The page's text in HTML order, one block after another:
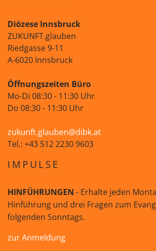
Diözese Innsbruck
ZUKUNFT.glauben
Riedgasse 9-11
A-6020 Innsbruck
Öffnungszeiten Büro
Mo-Di 08:30 - 11:30 Uhr
Do 08:30 - 11:30 Uhr
zukunft.glauben@dibk.at
Tel.: +43 512 2230 9603
IMPULSE
HINFÜHRUNGEN - Erhalte jeden
Hinführung und drei Fragen zum
folgenden Sonntags.
zur Anmeldung